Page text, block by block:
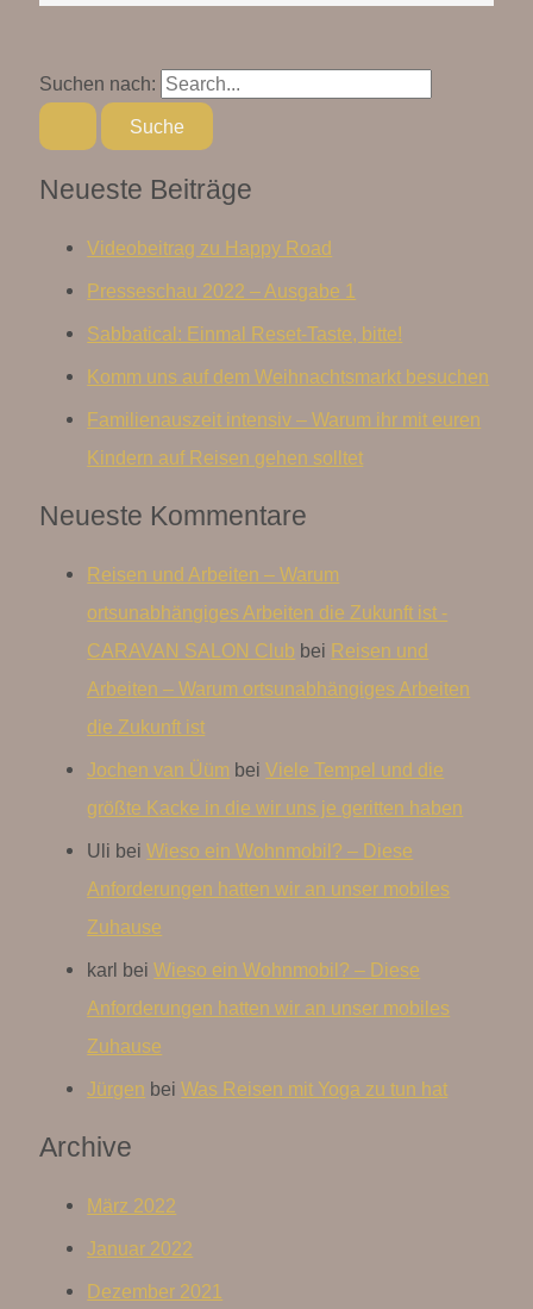
Suchen nach:
Neueste Beiträge
Videobeitrag zu Happy Road
Presseschau 2022 – Ausgabe 1
Sabbatical: Einmal Reset-Taste, bitte!
Komm uns auf dem Weihnachtsmarkt besuchen
Familienauszeit intensiv – Warum ihr mit euren
Kindern auf Reisen gehen solltet
Neueste Kommentare
Reisen und Arbeiten – Warum
ortsunabhängiges Arbeiten die Zukunft ist -
CARAVAN SALON Club bei Reisen und
Arbeiten – Warum ortsunabhängiges Arbeiten
die Zukunft ist
Jochen van Üüm beiViele Tempel und die
größte Kacke in die wir uns je geritten haben
Uli beiWieso ein Wohnmobil? – Diese
Anforderungen hatten wir an unser mobiles
Zuhause
karl beiWieso ein Wohnmobil? – Diese
Anforderungen hatten wir an unser mobiles
Zuhause
Jürgen beiWas Reisen mit Yoga zu tun hat
Archive
März 2022
Januar 2022
Dezember 2021